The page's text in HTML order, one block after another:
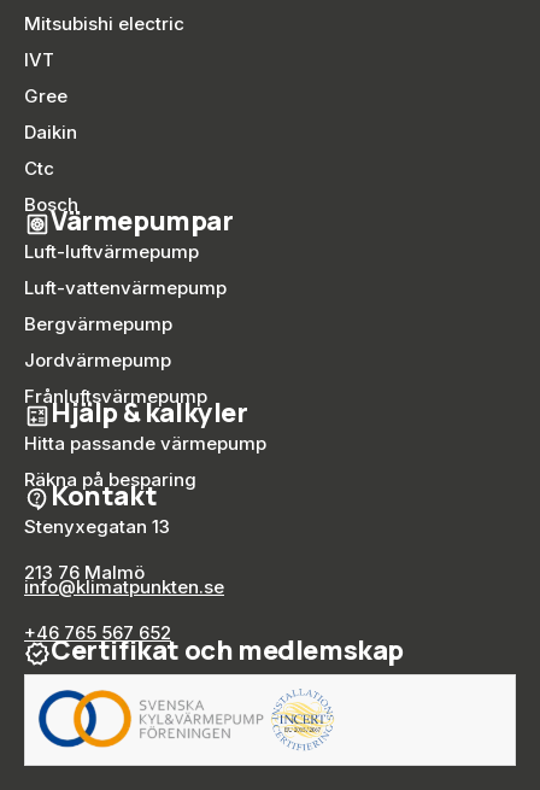
Mitsubishi electric
IVT
Gree
Daikin
Ctc
BoschVärmepumpar
Luft-luftvärmepump
Luft-vattenvärmepump
Bergvärmepump
Jordvärmepump
Frånluftsvärmepump
Hjälp & kalkyler
Hitta passande värmepump
Räkna på besparing
Kontakt
Stenyxegatan 13
213 76 Malmö
info@klimatpunkten.se
+46 765 567 652
Certifikat och medlemskap